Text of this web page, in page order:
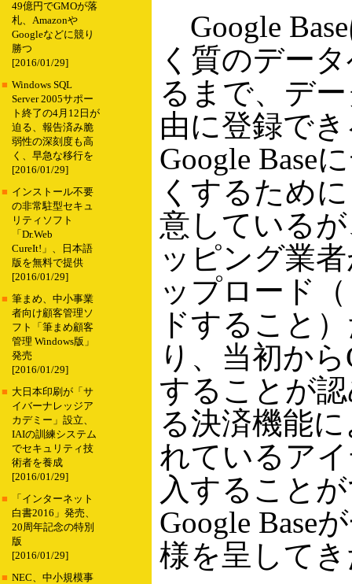
49億円でGMOが落
札、Amazonや
Googleなどに競り
勝つ
[2016/01/29]
■ Windows SQL
Server 2005サポー
ト終了の4月12日が
迫る、報告済み脆
弱性の深刻度も高
く、早急な移行を
[2016/01/29]
■ インストール不要
の非常駐型セキュ
リティソフト
「Dr.Web
CureIt!」、日本語
版を無料で提供
[2016/01/29]
■ 筆まめ、中小事業
者向け顧客管理ソ
フト「筆まめ顧客
管理 Windows版」
発売
[2016/01/29]
■ 大日本印刷が「サ
イバーナレッジア
カデミー」設立、
IAIの訓練システム
でセキュリティ技
術者を養成
[2016/01/29]
■
「インターネット
白書2016」発売、
20周年記念の特別
版
[2016/01/29]
■ NEC、中小規模事
Google
く質のデー
るまで、デ
由に登録で
Google Base
くするため
意している
ッピング業
ップロード
ドすること
り、当初か
することが
る決済機能に
れているア
入すること
Google Base
様を呈して